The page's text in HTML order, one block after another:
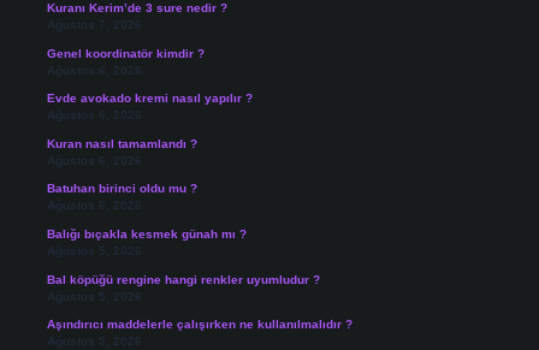
Kuranı Kerim’de 3 sure nedir ?
Ağustos 7, 2026
Genel koordinatör kimdir ?
Ağustos 6, 2026
Evde avokado kremi nasıl yapılır ?
Ağustos 6, 2026
Kuran nasıl tamamlandı ?
Ağustos 6, 2026
Batuhan birinci oldu mu ?
Ağustos 6, 2026
Balığı bıçakla kesmek günah mı ?
Ağustos 5, 2026
Bal köpüğü rengine hangi renkler uyumludur ?
Ağustos 5, 2026
Aşındırıcı maddelerle çalışırken ne kullanılmalıdır ?
Ağustos 5, 2026